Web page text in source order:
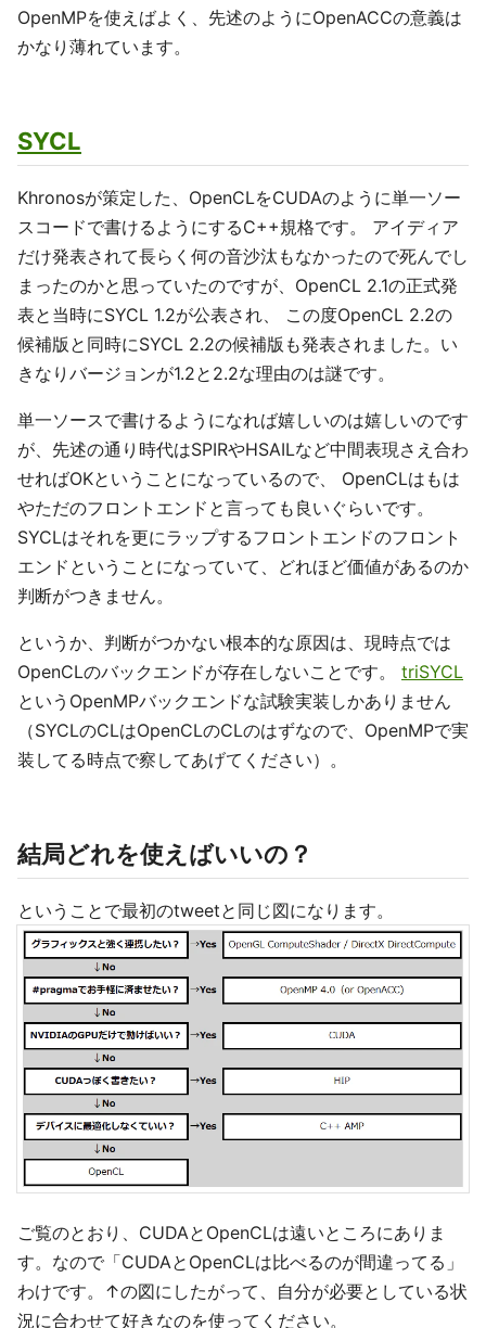
OpenMPを使えばよく、先述のようにOpenACCの意義は
かなり薄れています。
SYCL
Khronosが策定した、OpenCLをCUDAのように単一ソー
スコードで書けるようにするC++規格です。 アイディア
だけ発表されて長らく何の音沙汰もなかったので死んでし
まったのかと思っていたのですが、OpenCL 2.1の正式発
表と当時にSYCL 1.2が公表され、 この度OpenCL 2.2の
候補版と同時にSYCL 2.2の候補版も発表されました。い
きなりバージョンが1.2と2.2な理由のは謎です。
単一ソースで書けるようになれば嬉しいのは嬉しいのです
が、先述の通り時代はSPIRやHSAILなど中間表現さえ合わ
せればOKということになっているので、 OpenCLはもは
やただのフロントエンドと言っても良いぐらいです。
SYCLはそれを更にラップするフロントエンドのフロント
エンドということになっていて、どれほど価値があるのか
判断がつきません。
というか、判断がつかない根本的な原因は、現時点では
OpenCLのバックエンドが存在しないことです。 triSYCL
というOpenMPバックエンドな試験実装しかありません
（SYCLのCLはOpenCLのCLのはずなので、OpenMPで実
装してる時点で察してあげてください）。
結局どれを使えばいいの？
ということで最初のtweetと同じ図になります。
ご覧のとおり、CUDAとOpenCLは遠いところにありま
す。なので「CUDAとOpenCLは比べるのが間違ってる」
わけです。↑の図にしたがって、自分が必要としている状
況に合わせて好きなのを使ってください。